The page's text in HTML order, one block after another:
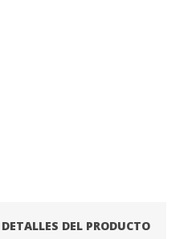
DETALLES DEL PRODUCTO